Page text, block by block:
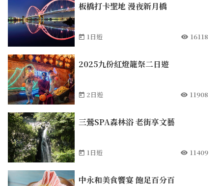
板橋打卡聖地 漫夜新月橋
1日遊 16118
2025九份紅燈籠祭二日遊
2日遊 11908
三鶯SPA森林浴 老街享文藝
1日遊 11409
中永和美食饗宴 飽足百分百